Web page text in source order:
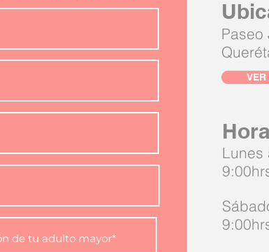
Paseo
VER
Lunes